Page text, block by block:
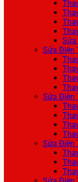
Sửa Điện
Sửa Điện
Sửa Điện